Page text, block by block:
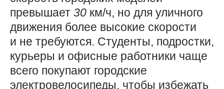
превышает 30 км/ч, но для уличного
движения более высокие скорости
и не требуются. Студенты, подростки,
курьеры и офисные работники чаще
всего покупают городские
электровелосипеды, чтобы избежать